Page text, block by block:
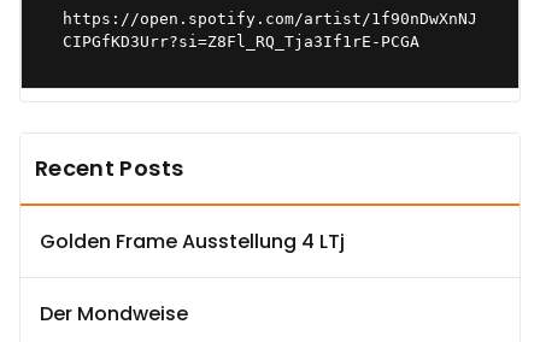
https://open.spotify.com/artist/1f90nDwXnNJ
CIPGfKD3Urr?si=Z8Fl_RQ_Tja3If1rE-PCGA
Recent Posts
Golden Frame Ausstellung 4 LTj
Der Mondweise